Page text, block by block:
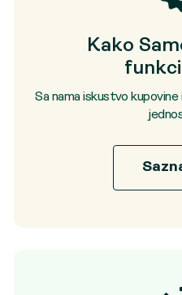
Kako
Sa nama iskustvo